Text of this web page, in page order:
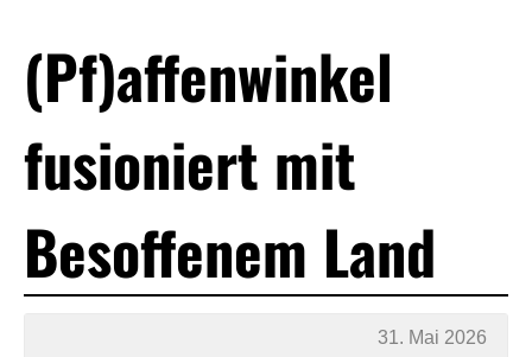
(Pf)affenwinkel
fusioniert mit
Besoffenem Land
31. Mai 2026